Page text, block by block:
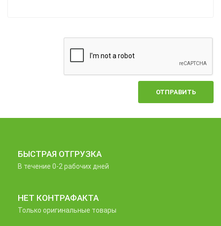
ОТПРАВИТЬ
БЫСТРАЯ ОТГРУЗКА
В течение 0-2 рабочих дней
НЕТ КОНТРАФАКТА
Только оригинальные товары